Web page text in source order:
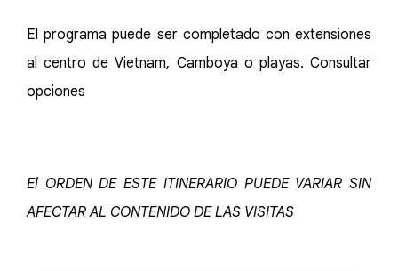
El programa puede ser completado con extensiones
al centro de Vietnam, Camboya o playas. Consultar
opciones
El ORDEN DE ESTE ITINERARIO PUEDE VARIAR SIN
AFECTAR AL CONTENIDO DE LAS VISITAS